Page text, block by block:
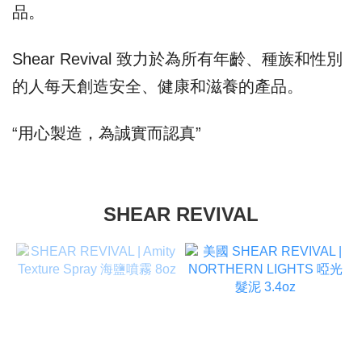
品。
Shear Revival 致力於為所有年齡、種族和性別
的人每天創造安全、健康和滋養的產品。
“用心製造，為誠實而認真”
SHEAR REVIVAL